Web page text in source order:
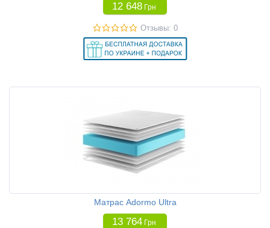
12 648 Грн
Отзывы: 0
Матрас Adormo Ultra
13 764 Грн